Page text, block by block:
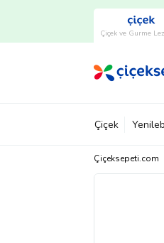
Çiçek ve Gurme
Çiçek
Çiçeksepeti.com